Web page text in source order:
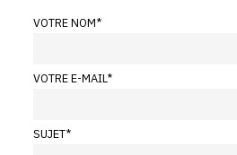
VOTRE NOM*
VOTRE E-MAIL*
SUJET*